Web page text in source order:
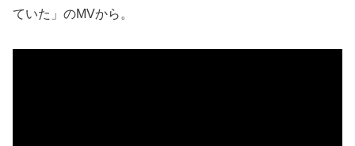
ていた」のMVから。